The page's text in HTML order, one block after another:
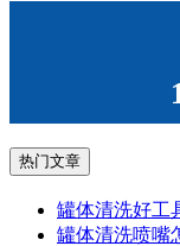
热门文章
罐体清洗好工
罐体清洗喷嘴